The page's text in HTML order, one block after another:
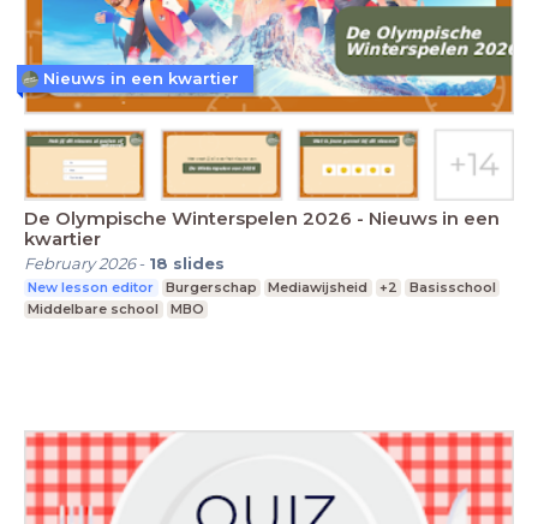
De Olympische Winterspelen 2026 - Nieuws in een
kwartier
February 2026- 18 slides
New lesson editor Burgerschap Mediawijsheid +2
Basisschool
Middelbare school
MBO
Nieuws in een kwartier